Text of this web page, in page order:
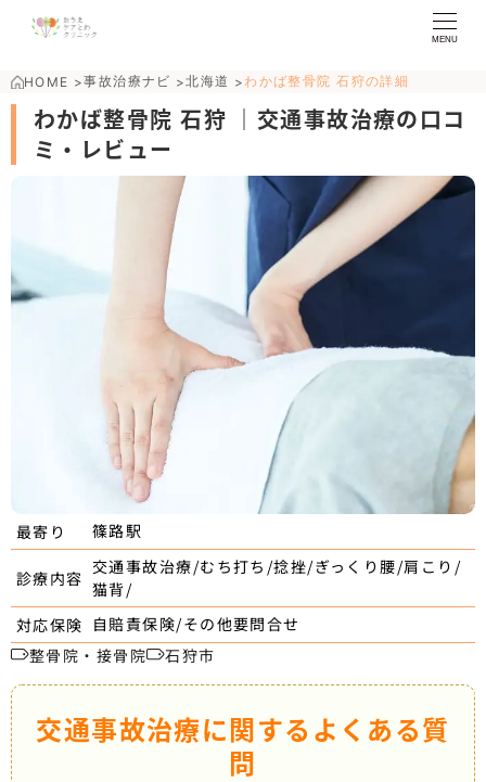
MENU
HOME >事故治療ナビ >北海道 >わかば整骨院 石狩の詳細
わかば整骨院 石狩 ｜交通事故治療の口コ
ミ・レビュー
最寄り 篠路駅
診療内容
交通事故治療/むち打ち/捻挫/ぎっくり腰/肩こり/
猫背/
対応保険 自賠責保険/その他要問合せ
整骨院・接骨院
石狩市
交通事故治療に関するよくある質
問